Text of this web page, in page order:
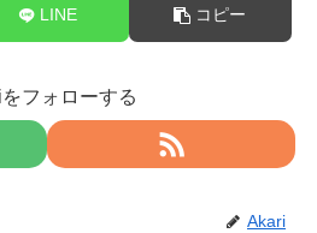
LINE コピー
フォローする
Akari